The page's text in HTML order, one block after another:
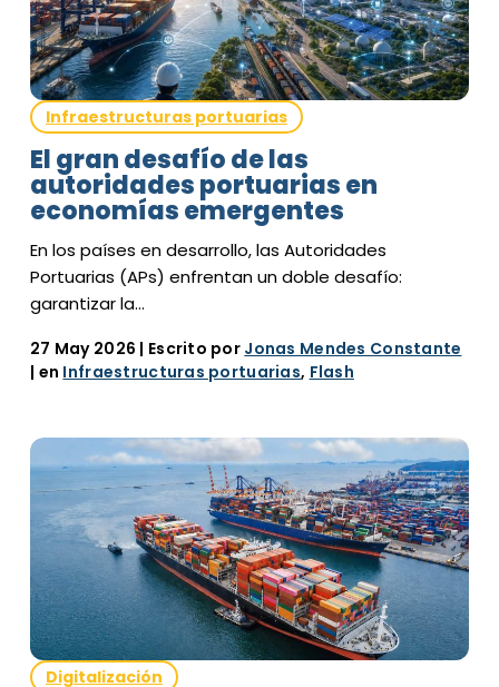
Infraestructuras portuarias
El gran desafío de las
autoridades portuarias en
economías emergentes
En los países en desarrollo, las Autoridades
Portuarias (APs) enfrentan un doble desafío:
garantizar la…
27 May 2026 | Escrito por Jonas Mendes Constante
| en Infraestructuras portuarias, Flash
Digitalización